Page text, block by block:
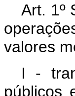
Art. 1º
valores
I -
públicos